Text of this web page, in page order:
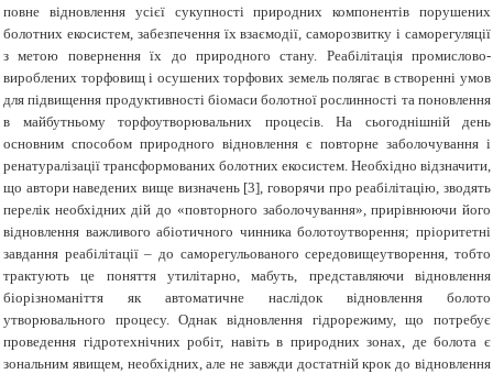
повне відновлення усієї сукупності природних компонентів порушених
болотних екосистем, забезпечення їх взаємодії, саморозвитку і саморегуляції
з метою повернення їх до природного стану. Реабілітація промислово-
вироблених торфовищ і осушених торфових земель полягає в створенні умов
для підвищення продуктивності біомаси болотної рослинності та поновлення
в майбутньому торфоутворювальних процесів. На сьогоднішній день
основним способом природного відновлення є повторне заболочування і
ренатуралізації трансформованих болотних екосистем. Необхідно відзначити,
що автори наведених вище визначень [3], говорячи про реабілітацію, зводять
перелік необхідних дій до «повторного заболочування», прирівнюючи його
відновлення важливого абіотичного чинника болотоутворення; пріоритетні
завдання реабілітації – до саморегульованого середовищеутворення, тобто
трактують це поняття утилітарно, мабуть, представляючи відновлення
біорізноманіття як автоматичне наслідок відновлення болото
утворювального процесу. Однак відновлення гідрорежиму, що потребує
проведення гідротехнічних робіт, навіть в природних зонах, де болота є
зональним явищем, необхідних, але не завжди достатній крок до відновлення